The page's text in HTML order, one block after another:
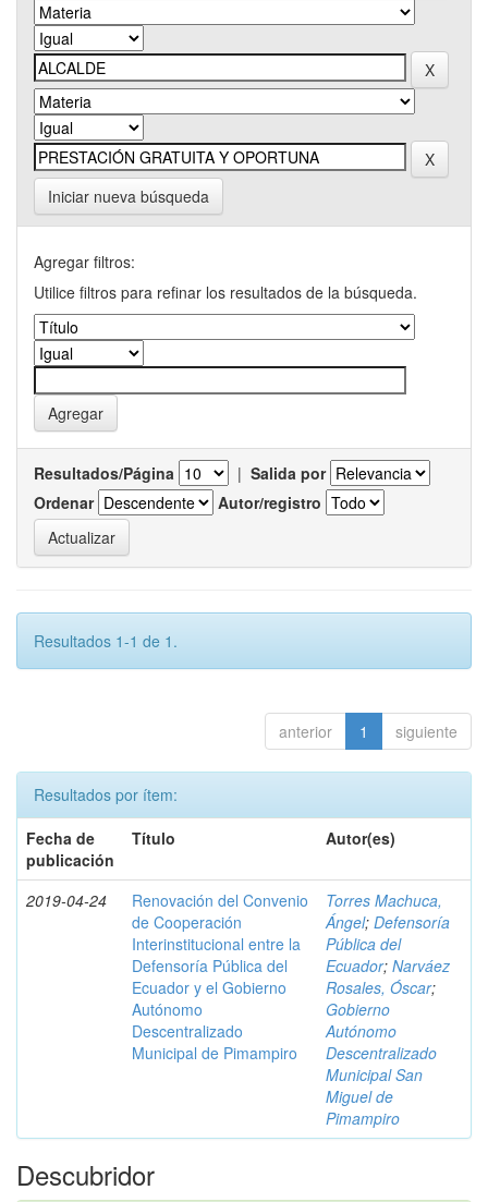
Iniciar nueva búsqueda
Agregar filtros:
Utilice filtros para refinar los resultados de la búsqueda.
Resultados/Página | Salida por
Ordenar
Autor/registro
Resultados 1-1 de 1.
anterior 1 siguiente
Resultados por ítem:
Fecha de
publicación
Título Autor(es)
2019-04-24
Renovación del Convenio
de Cooperación
Interinstitucional entre la
Defensoría Pública del
Ecuador y el Gobierno
Autónomo
Descentralizado
Municipal de Pimampiro
Torres Machuca,
Ángel; Defensoría
Pública del
Ecuador; Narváez
Rosales, Óscar;
Gobierno
Autónomo
Descentralizado
Municipal San
Miguel de
Pimampiro
Descubridor